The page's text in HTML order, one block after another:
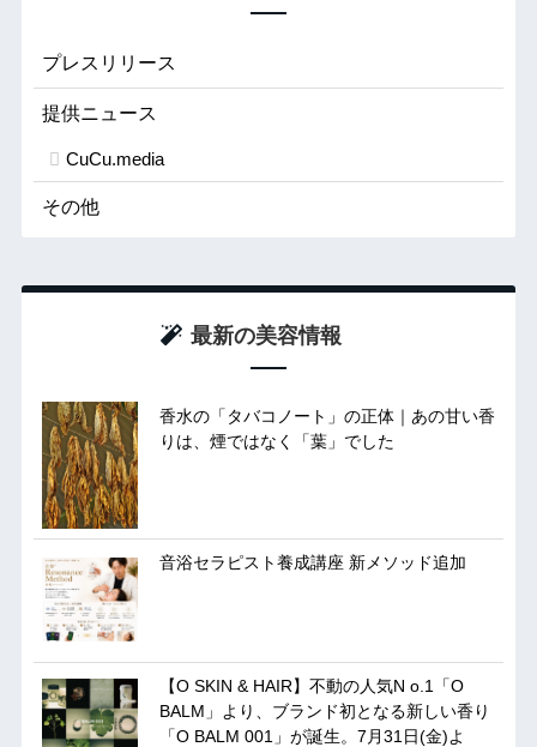
プレスリリース
提供ニュース
CuCu.media
その他
最新の美容情報
香水の「タバコノート」の正体｜あの甘い香
りは、煙ではなく「葉」でした
音浴セラピスト養成講座 新メソッド追加
【O SKIN & HAIR】不動の人気N o.1「O
BALM」より、ブランド初となる新しい香り
「O BALM 001」が誕生。7月31日(金)よ